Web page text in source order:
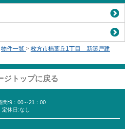
物件一覧 > 枚方市楠葉丘1丁目 新築戸建
ジトップに戻る
間:9：00～21：00
定休日:なし